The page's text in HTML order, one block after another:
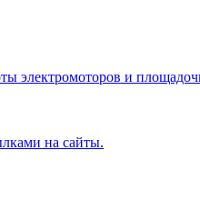
электромоторов и
на сайты.